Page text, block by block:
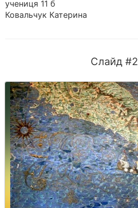
учениця 11 б
Ковальчук Катерина
Слайд #2